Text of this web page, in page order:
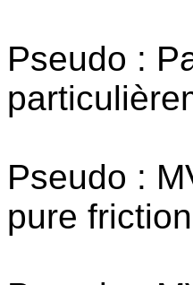
Pseudo :
Pseudo :
pure